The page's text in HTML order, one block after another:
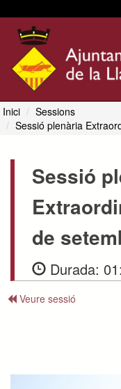
Inici
Sessions
Sessió plenària
Sessió
de
Durada:
Veure sessió